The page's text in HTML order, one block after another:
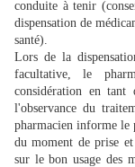
conduite à tenir
dispensation de
santé).
Lors de la
facultative, le
considération en tant
l'observance du
pharmacien informe le
du moment de prise
sur le bon usage des